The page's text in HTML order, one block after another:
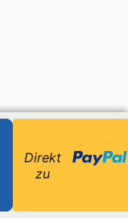
Direkt
zu